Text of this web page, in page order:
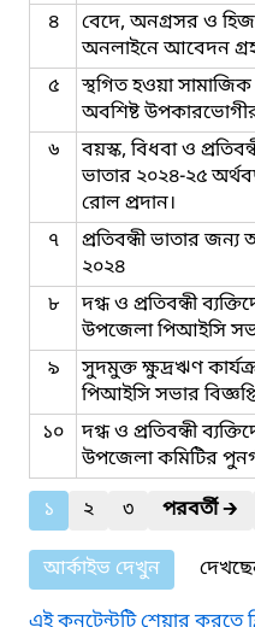
৪
বেদে, অনগ্রসর ও
অনলাইনে আবেদন
৫
স্থগিত হওয়া সামাজিক
অবশিষ্ট
৬
বয়স্ক, বিধবা ও
ভাতার ২০২৪-২৫
রোল প্রদান।
৭
প্রতিবন্ধী ভাতার
২০২৪
৮
দগ্ধ ও প্রতিবন্ধী
উপজেলা পিআইসি
৯
সুদমুক্ত ক্ষুদ্রঋণ
পিআইসি সভার
১০
দগ্ধ ও প্রতিবন্ধী
উপজেলা কমিটির
১
২ ৩ পরবর্তী🡲
আর্কাইভ দেখুন